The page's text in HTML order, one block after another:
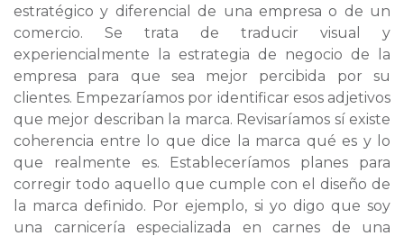
estratégico y diferencial de una empresa o de un
comercio. Se trata de traducir visual y
experiencialmente la estrategia de negocio de la
empresa para que sea mejor percibida por su
clientes. Empezaríamos por identificar esos adjetivos
que mejor describan la marca. Revisaríamos sí existe
coherencia entre lo que dice la marca qué es y lo
que realmente es. Estableceríamos planes para
corregir todo aquello que cumple con el diseño de
la marca definido. Por ejemplo, si yo digo que soy
una carnicería especializada en carnes de una